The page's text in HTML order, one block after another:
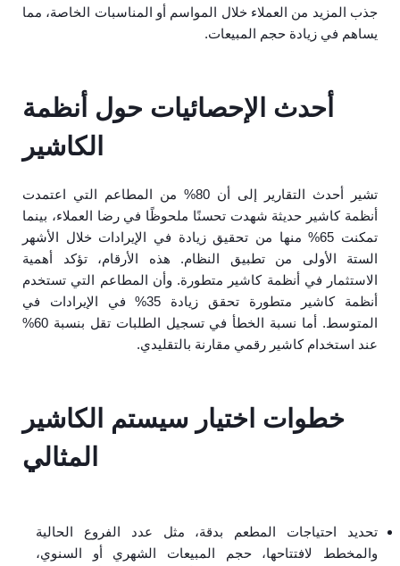
جذب المزيد من العملاء خلال المواسم أو المناسبات الخاصة، مما
يساهم في زيادة حجم المبيعات.
أحدث الإحصائيات حول أنظمة
الكاشير
تشير أحدث التقارير إلى أن 80% من المطاعم التي اعتمدت
أنظمة كاشير حديثة شهدت تحسنًا ملحوظًا في رضا العملاء، بينما
تمكنت 65% منها من تحقيق زيادة في الإيرادات خلال الأشهر
الستة الأولى من تطبيق النظام. هذه الأرقام، تؤكد أهمية
الاستثمار في أنظمة كاشير متطورة. وأن المطاعم التي تستخدم
أنظمة كاشير متطورة تحقق زيادة 35% في الإيرادات في
المتوسط. أما نسبة الخطأ في تسجيل الطلبات تقل بنسبة 60%
عند استخدام كاشير رقمي مقارنة بالتقليدي.
خطوات اختيار سيستم الكاشير
المثالي
تحديد احتياجات المطعم بدقة، مثل عدد الفروع الحالية
والمخطط لافتتاحها، حجم المبيعات الشهري أو السنوي،